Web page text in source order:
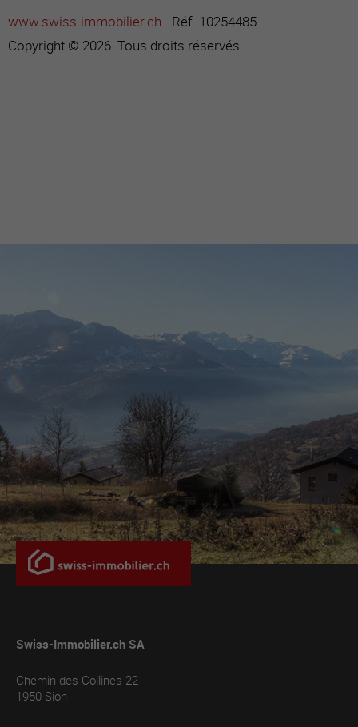
www.swiss-immobilier.ch - Réf. 10254485
Copyright © 2026. Tous droits réservés.
Swiss-Immobilier.ch SA
Chemin des Collines 22
1950 Sion